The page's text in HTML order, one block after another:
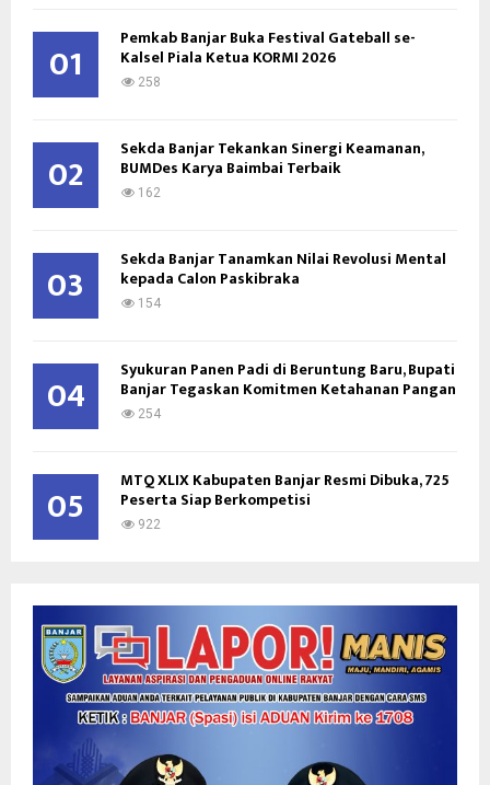
o
01 Pemkab Banjar Buka Festival Gateball se-
Kalsel Piala Ketua KORMI 2026
258
02 Sekda Banjar Tekankan Sinergi Keamanan,
BUMDes Karya Baimbai Terbaik
162
03 Sekda Banjar Tanamkan Nilai Revolusi Mental
kepada Calon Paskibraka
154
04 Syukuran Panen Padi di Beruntung Baru, Bupati
Banjar Tegaskan Komitmen Ketahanan Pangan
254
05 MTQ XLIX Kabupaten Banjar Resmi Dibuka, 725
Peserta Siap Berkompetisi
922